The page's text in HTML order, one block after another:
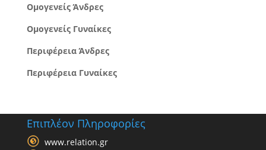
Ομογενείς Άνδρες
Ομογενείς Γυναίκες
Περιφέρεια Άνδρες
Περιφέρεια Γυναίκες
Επιπλέον Πληροφορίες
www.relation.gr